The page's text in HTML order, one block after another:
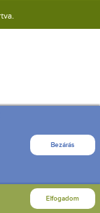
Bezárás
Elfogadom